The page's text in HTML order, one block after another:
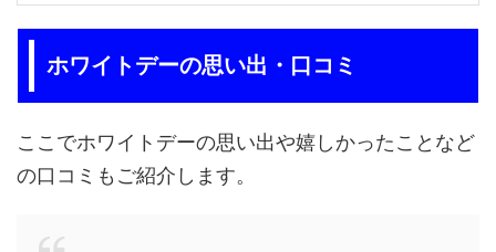
ホワイトデーの思い出・口コミ
ここでホワイトデーの思い出や嬉しかったことなど
の口コミもご紹介します。